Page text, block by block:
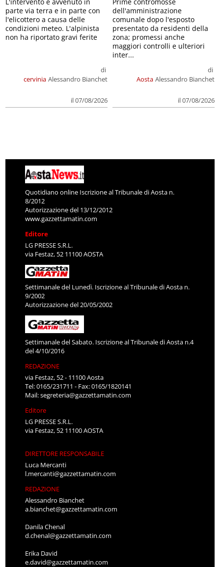
cervinia
di
Alessandro Bianchet
il 07/08/2026
parte via terra e in parte con
l'elicottero a causa delle
condizioni meteo. L'alpinista
non ha riportato gravi ferite
Aosta
di
Alessandro Bianchet
il 07/08/2026
dell'amministrazione
comunale dopo l'esposto
presentato da residenti della
zona; promessi anche
maggiori controlli e ulteriori
inter...
Quotidiano online Iscrizione al Tribunale di Aosta n.
8/2012
Autorizzazione del 13/12/2012
www.gazzettamatin.com
Editore
LG PRESSE S.R.L.
via Festaz, 52 11100 AOSTA
Settimanale del Lunedì. Iscrizione al Tribunale di Aosta n.
9/2002
Autorizzazione del 20/05/2002
Settimanale del Sabato. Iscrizione al Tribunale di Aosta n.4
del 4/10/2016
REDAZIONE
via Festaz, 52 - 11100 Aosta
Tel: 0165/231711 - Fax: 0165/1820141
Mail:segreteria@gazzettamatin.com
Editore
LG PRESSE S.R.L.
via Festaz, 52 11100 AOSTA
DIRETTORE RESPONSABILE
Luca Mercanti
l.mercanti@gazzettamatin.com
REDAZIONE
Alessandro Bianchet
a.bianchet@gazzettamatin.com
Danila Chenal
d.chenal@gazzettamatin.com
Erika David
e.david@gazzettamatin.com